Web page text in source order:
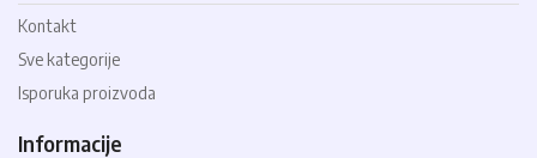
Kontakt
Sve kategorije
Isporuka proizvoda
Informacije